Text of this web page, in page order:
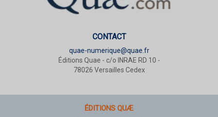
CONTACT
quae-numerique@quae.fr
Éditions Quae - c/o INRAE RD 10 -
78026 Versailles Cedex
ÉDITIONS QUÆ